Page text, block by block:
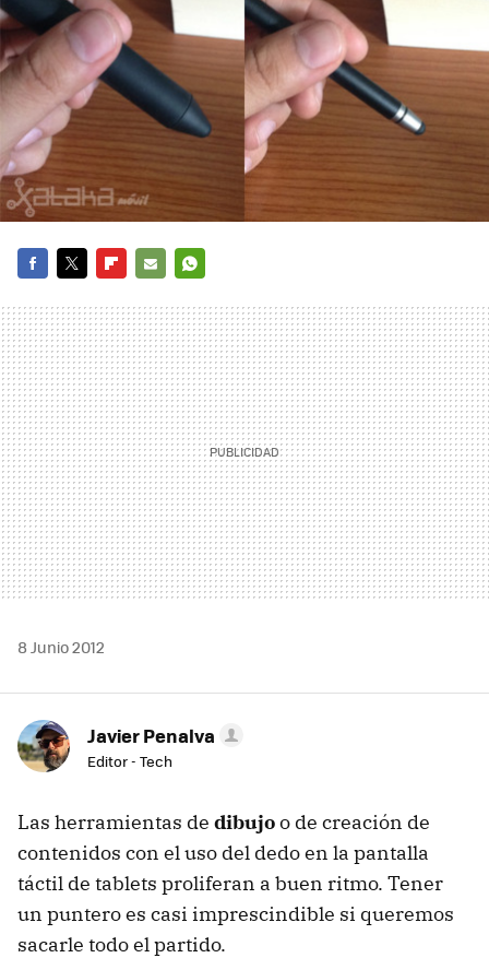
MAIL
8 Junio 2012
Javier Penalva
Editor - Tech
Las herramientas de dibujoo de creación de
contenidos con el uso del dedo en la pantalla
táctil de tablets proliferan a buen ritmo. Tener
un puntero es casi imprescindible si queremos
sacarle todo el partido.